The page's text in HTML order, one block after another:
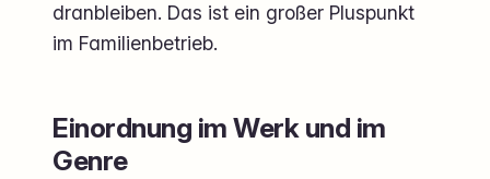
dranbleiben. Das ist ein großer Pluspunkt
im Familienbetrieb.
Einordnung im Werk und im
Genre